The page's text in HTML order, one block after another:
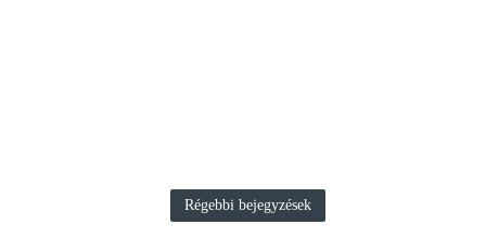
Régebbi bejegyzések